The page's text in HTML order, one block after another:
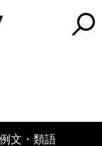
文・類語